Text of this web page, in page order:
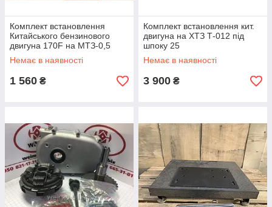
Комплект встановлення
Китайського бензинового
двигуна 170F на МТЗ-0,5
(шліц 20 мм)
Немає в наявності
1 560 ₴
Комплект встановлення кит.
двигуна на ХТЗ Т-012 під
шпоку 25
Немає в наявності
3 900 ₴